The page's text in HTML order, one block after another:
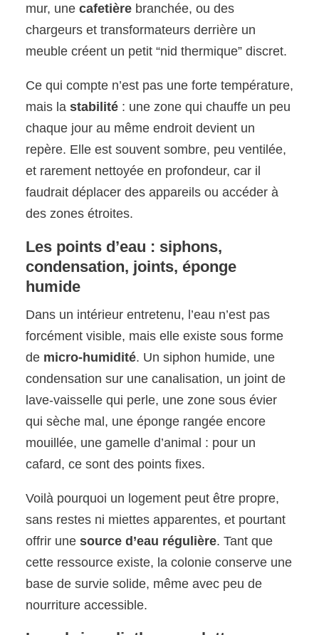
mur, une cafetièrebranchée, ou des
chargeurs et transformateurs derrière un
meuble créent un petit “nid thermique” discret.
Ce qui compte n’est pas une forte température,
mais la stabilité: une zone qui chauffe un peu
chaque jour au même endroit devient un
repère. Elle est souvent sombre, peu ventilée,
et rarement nettoyée en profondeur, car il
faudrait déplacer des appareils ou accéder à
des zones étroites.
Les points d’eau : siphons,
condensation, joints, éponge
humide
Dans un intérieur entretenu, l’eau n’est pas
forcément visible, mais elle existe sous forme
de micro-humidité. Un siphon humide, une
condensation sur une canalisation, un joint de
lave-vaisselle qui perle, une zone sous évier
qui sèche mal, une éponge rangée encore
mouillée, une gamelle d’animal : pour un
cafard, ce sont des points fixes.
Voilà pourquoi un logement peut être propre,
sans restes ni miettes apparentes, et pourtant
offrir une source d’eau régulière. Tant que
cette ressource existe, la colonie conserve une
base de survie solide, même avec peu de
nourriture accessible.